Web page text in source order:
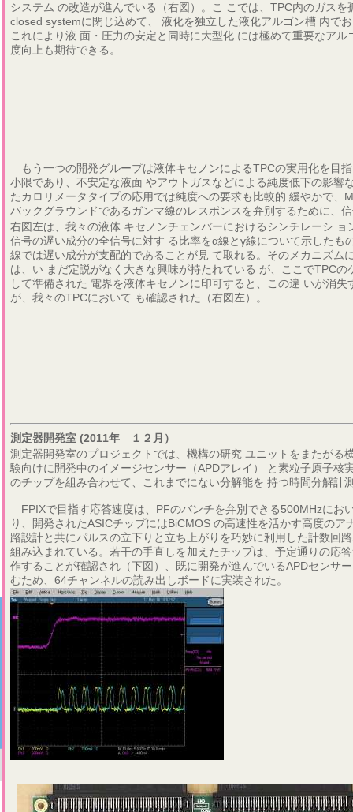
システム の改造が進んでいる（右図）。こ こでは、TPC内のガスを
closed systemに閉じ込めて、 液化を独立した液化アルゴン槽 内で
これにより液 面・圧力の安定と同時に大型化 には極めて重要なアル
度向上も期待できる。
もう一つの開発グループは液体キセノンによるTPCの実用化を目
小限であり、不安定な液面 やアウトガスなどによる純度低下の影
たカロリメータタイプの応用では純度への要求も比較的 緩やかで
バックグラウンドであるガンマ線のレスポンスを弁別するために、
右図左は、我々の液体 キセノンチェンバーにおけるシンチレーシ ョ
信号の遅い成分の全信号に対す る比率をα線とγ線について示したも
線では遅い成分が支配的であることが見 て取れる。そのメカニズム
は、い まだ定説がなく大きな興味が持たれている が、ここでTPCの
して準備された 電界を液体キセノンに印可すると、この違 いが消失
が、我々のTPCにおいて も確認された（右図左）。
測定器開発室 (2011年 １２月）
測定器開発室のプロジェクトでは、機構の研究 ユニットをまたが
験向けに開発中のイメージセンサー（APDアレイ） と素粒子原子
のチップを組み合わせて、これまでにない分解能を 持つ時間分解計
FPIXで目指す応答速度は、PFのバンチを弁別できる500MHzにお
り、開発されたASICチップにはBiCMOS の高速性を活かす高度のア
路設計と共にパルスの立下りと立ち上がりを巧妙に利用した計数回
組み込まれている。若干の手直しを加えたチップは、予定通りの応
作することが確認され（下図）、既に開発が進んでいるAPDセンサ
むため、64チャンネルの読み出しボードに実装された。